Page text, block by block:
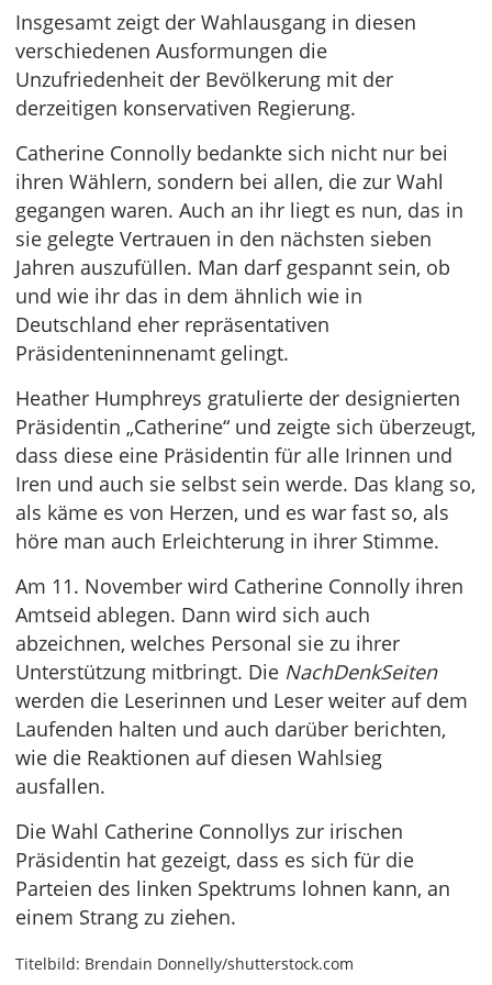
Insgesamt zeigt der Wahlausgang in diesen
verschiedenen Ausformungen die
Unzufriedenheit der Bevölkerung mit der
derzeitigen konservativen Regierung.
Catherine Connolly bedankte sich nicht nur bei
ihren Wählern, sondern bei allen, die zur Wahl
gegangen waren. Auch an ihr liegt es nun, das in
sie gelegte Vertrauen in den nächsten sieben
Jahren auszufüllen. Man darf gespannt sein, ob
und wie ihr das in dem ähnlich wie in
Deutschland eher repräsentativen
Präsidenteninnenamt gelingt.
Heather Humphreys gratulierte der designierten
Präsidentin „Catherine“ und zeigte sich überzeugt,
dass diese eine Präsidentin für alle Irinnen und
Iren und auch sie selbst sein werde. Das klang so,
als käme es von Herzen, und es war fast so, als
höre man auch Erleichterung in ihrer Stimme.
Am 11. November wird Catherine Connolly ihren
Amtseid ablegen. Dann wird sich auch
abzeichnen, welches Personal sie zu ihrer
Unterstützung mitbringt. Die NachDenkSeiten
werden die Leserinnen und Leser weiter auf dem
Laufenden halten und auch darüber berichten,
wie die Reaktionen auf diesen Wahlsieg
ausfallen.
Die Wahl Catherine Connollys zur irischen
Präsidentin hat gezeigt, dass es sich für die
Parteien des linken Spektrums lohnen kann, an
einem Strang zu ziehen.
Titelbild: Brendain Donnelly/shutterstock.com